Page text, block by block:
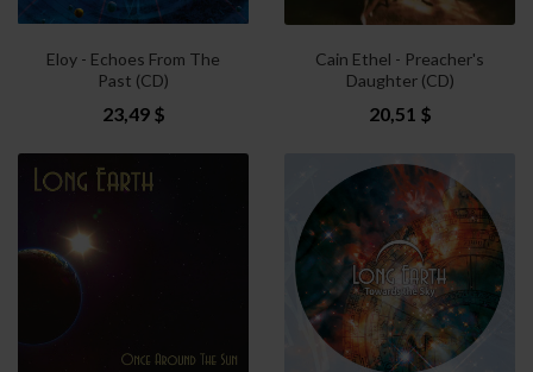
Eloy - Echoes From The
Past (CD)
23,49 $
Cain Ethel - Preacher's
Daughter (CD)
20,51 $